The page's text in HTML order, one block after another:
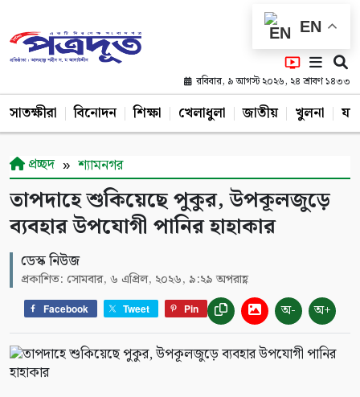
EN
রবিবার, ৯ আগস্ট ২০২৬, ২৪ শ্রাবণ ১৪৩৩
সাতক্ষীরা বিনোদন শিক্ষা খেলাধুলা জাতীয় খুলনা
প্রচ্ছদ শ্যামনগর
তাপদাহে শুকিয়েছে পুকুর, উপকূলজুড়ে
ব্যবহার উপযোগী পানির হাহাকার
ডেস্ক নিউজ
প্রকাশিত: সোমবার, ৬ এপ্রিল, ২০২৬, ৯:২৯ অপরাহ্ণ
Facebook Tweet Pin অ- অ+